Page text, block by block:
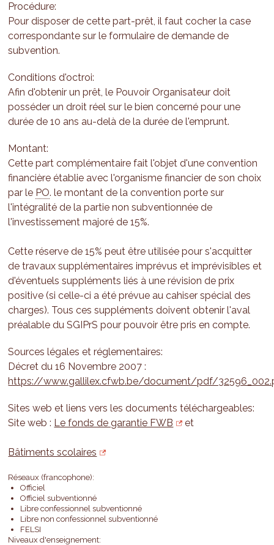
Procédure:
Pour disposer de cette part-prêt, il faut cocher la case
correspondante sur le formulaire de demande de
subvention.
Conditions d'octroi:
Afin d'obtenir un prêt, le Pouvoir Organisateur doit
posséder un droit réel sur le bien concerné pour une
durée de 10 ans au-delà de la durée de l'emprunt.
Montant:
Cette part complémentaire fait l'objet d'une convention
financière établie avec l'organisme financier de son choix
par le PO. le montant de la convention porte sur
l'intégralité de la partie non subventionnée de
l'investissement majoré de 15%.
Cette réserve de 15% peut être utilisée pour s'acquitter
de travaux supplémentaires imprévus et imprévisibles et
d'éventuels suppléments liés à une révision de prix
positive (si celle-ci a été prévue au cahiser spécial des
charges). Tous ces suppléments doivent obtenir l'aval
préalable du SGIPrS pour pouvoir être pris en compte.
Sources légales et réglementaires:
Décret du 16 Novembre 2007 :
https://www.gallilex.cfwb.be/document/pdf/
Sites web et liens vers les documents téléchargeables:
Site web : Le fonds de garantie FWB et
Bâtiments scolaires
Réseaux (francophone):
Officiel
Officiel subventionné
Libre confessionnel subventionné
Libre non confessionnel subventionné
FELSI
Niveaux d'enseignement: